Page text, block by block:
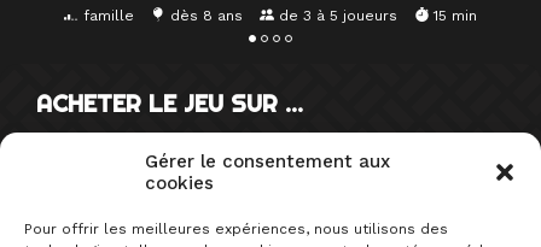
Gérer le consentement aux
cookies
Pour offrir les meilleures expériences, nous utilisons des
famille dès 8 ans de 3 à 5 joueurs 15 min
ACHETER LE JEU SUR …
SUR LE MÊME SUJET